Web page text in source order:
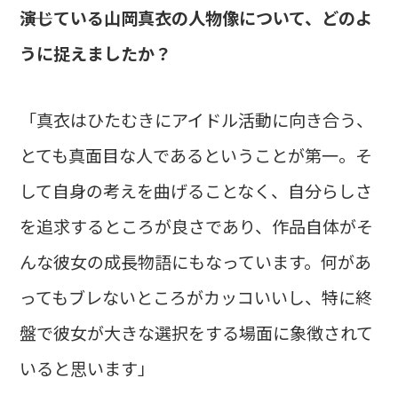
――演じている山岡真衣の人物像について、どのよ
うに捉えましたか？
「真衣はひたむきにアイドル活動に向き合う、
とても真面目な人であるということが第一。そ
して自身の考えを曲げることなく、自分らしさ
を追求するところが良さであり、作品自体がそ
んな彼女の成長物語にもなっています。何があ
ってもブレないところがカッコいいし、特に終
盤で彼女が大きな選択をする場面に象徴されて
いると思います」